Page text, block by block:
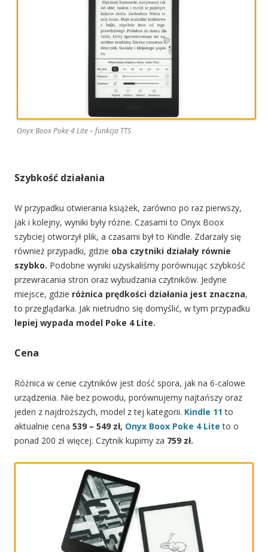
Onyx Boox Poke 4 Lite – funkcja TTS
Szybkość działania
W przypadku otwierania książek, zarówno po raz pierwszy,
jak i kolejny, wyniki były różne. Czasami to Onyx Boox
szybciej otworzył plik, a czasami był to Kindle. Zdarzały się
również przypadki, gdzie oba czytniki działały równie
szybko. Podobne wyniki uzyskaliśmy porównując szybkość
przewracania stron oraz wybudzania czytników. Jedyne
miejsce, gdzie różnica prędkości działania jest znaczna,
to przeglądarka. Jak nietrudno się domyślić, w tym przypadku
lepiej wypada model Poke 4 Lite.
Cena
Różnica w cenie czytników jest dość spora, jak na 6-calowe
urządzenia. Nie bez powodu, porównujemy najtańszy oraz
jeden z najdroższych, model z tej kategorii. Kindle 11 to
aktualnie cena 539 – 549 zł, Onyx Boox Poke 4 Lite to o
ponad 200 zł więcej. Czytnik kupimy za 759 zł.